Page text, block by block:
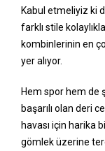
Kabul etmeliyiz ki
farklı stile
kombinlerinin en
yer alıyor.
Hem spor hem de
başarılı olan deri
havası için harika
gömlek üzerine